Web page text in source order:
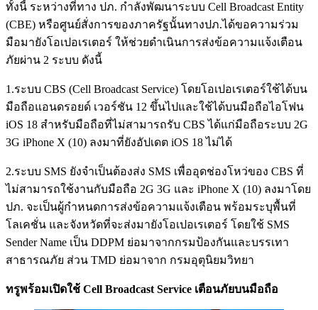
ทั้งนี้ ระหว่างที่ทาง ปภ. กำลังพัฒนาระบบ Cell Broadcast Entity
(CBE) หรือศูนย์สั่งการของภาครัฐนั้นทางปภ.ได้ขอความร่วม
มือมายังโอเปอเรเตอร์ ให้ช่วยดำเนินการส่งข้อความแจ้งเตือน
ภัยผ่าน 2 ระบบ ดังนี้
1.ระบบ CBS (Cell Broadcast Service) โดยโอเปอเรเตอร์ใช้ได้บน
มือถือแอนดรอยด์ เวอร์ชัน 12 ขึ้นไปและใช้ได้บนมือถือไอโฟน
iOS 18 สำหรับมือถือที่ไม่สามารถรับ CBS ได้แก่มือถือระบบ 2G
3G iPhone X (10) ลงมาที่ยังอัปเดต iOS 18 ไม่ได้
2.ระบบ SMS ยังจำเป็นต้องส่ง SMS เพื่ออุดช่องโหว่ของ CBS ที่
ไม่สามารถใช้งานกับมือถือ 2G 3G และ iPhone X (10) ลงมาโดย
ปภ. จะเป็นผู้กำหนดการส่งข้อความแจ้งเตือน พร้อมระบุพื้นที่
โลเคชั่น และจังหวัดที่จะส่งมายังโอเปอเรเตอร์ โดยใช้ SMS
Sender Name เป็น DDPM ย่อมาจากกรมป้องกันและบรรเทา
สาธารณภัย ส่วน TMD ย่อมาจาก กรมอุตุนิยมวิทยา
ทรูพร้อมเปิดใช้ Cell Broadcast Service เตือนภัยบนมือถือ